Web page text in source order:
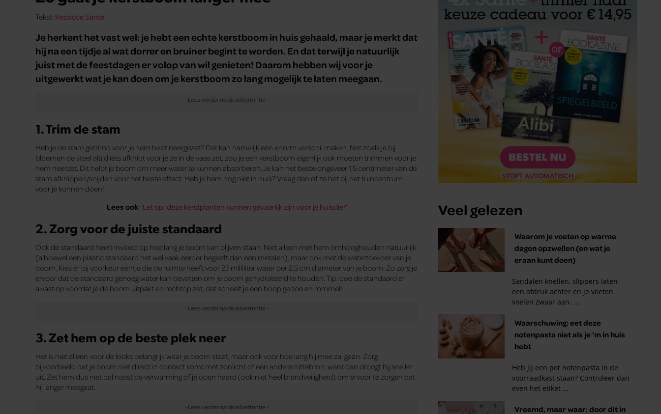
Tekst: Redactie Santé
Je herkent het vast wel: je hebt een echte kerstboom in huis gehaald, maar je merkt dat
hij na een tijdje al wat dorrer en bruiner begint te worden. En dat terwijl je natuurlijk
juist met de feestdagen er volop van wil genieten! Daarom hebben wij voor je
uitgewerkt wat je kan doen om je kerstboom zo lang mogelijk te laten meegaan.
1. Trim de stam
Heb je de stam getrimd voor je hem hebt neergezet? Dat kan namelijk een enorm verschil maken. Net zoals je bij
bloemen de steel altijd iets afknipt voor je ze in de vaas zet, zou je een kerstboom eigenlijk ook moeten trimmen voor je
hem neerzet. Dit helpt je boom om meer water te kunnen absorberen. Je kan het beste ongeveer 1,5 centimeter van de
stam afknippen/snijden voor het beste effect. Heb je hem nog niet in huis? Vraag dan of ze het bij het tuincentrum
voor je kunnen doen!
Lees ook: ‘Let op: deze kerstplanten kunnen gevaarlijk zijn voor je huisdier’
2. Zorg voor de juiste standaard
Ook de standaard heeft invloed op hoe lang je boom kan blijven staan. Niet alleen met hem omhooghouden natuurlijk
(alhoewel een plastic standaard het wel vaak eerder begeeft dan een metalen), maar ook met de watertoevoer van je
boom. Kies er bij voorkeur eentje die de ruimte heeft voor 25 milliliter water per 2,5 cm diameter van je boom. Zo zorg je
ervoor dat de standaard genoeg water kan bevatten om je boom gehydrateerd te houden. Tip: doe de standaard er
alvast op voordat je de boom uitpakt en rechtop zet, dat scheelt je een hoop gedoe en rommel!
3. Zet hem op de beste plek neer
Het is niet alleen voor de looks belangrijk waar je boom staat, maar ook voor hoe lang hij mee zal gaan. Zorg
bijvoorbeeld dat je boom niet direct in contact komt met zonlicht of een andere hittebron, want dan droogt hij sneller
uit. Zet hem dus niet pal naast de verwarming of je open haard (ook niet heel brandveiligheid) om ervoor te zorgen dat
hij langer meegaat.